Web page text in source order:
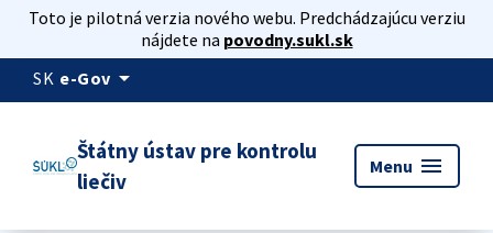
Toto je pilotná verzia nového webu. Predchádzajúcu verziu
nájdete na povodny.sukl.sk
SK e-Gov arrow_drop_down
Štátny ústav pre kontrolu
liečiv
Menu menu